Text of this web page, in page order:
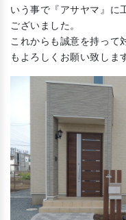
いう事で『アサヤマ』に
ございました。
これからも誠意を持って
もよろしくお願い致しま